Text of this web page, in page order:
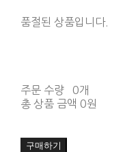
품절된 상품입니다.
주문 수량
0개
총 상품 금액 0원
구매하기